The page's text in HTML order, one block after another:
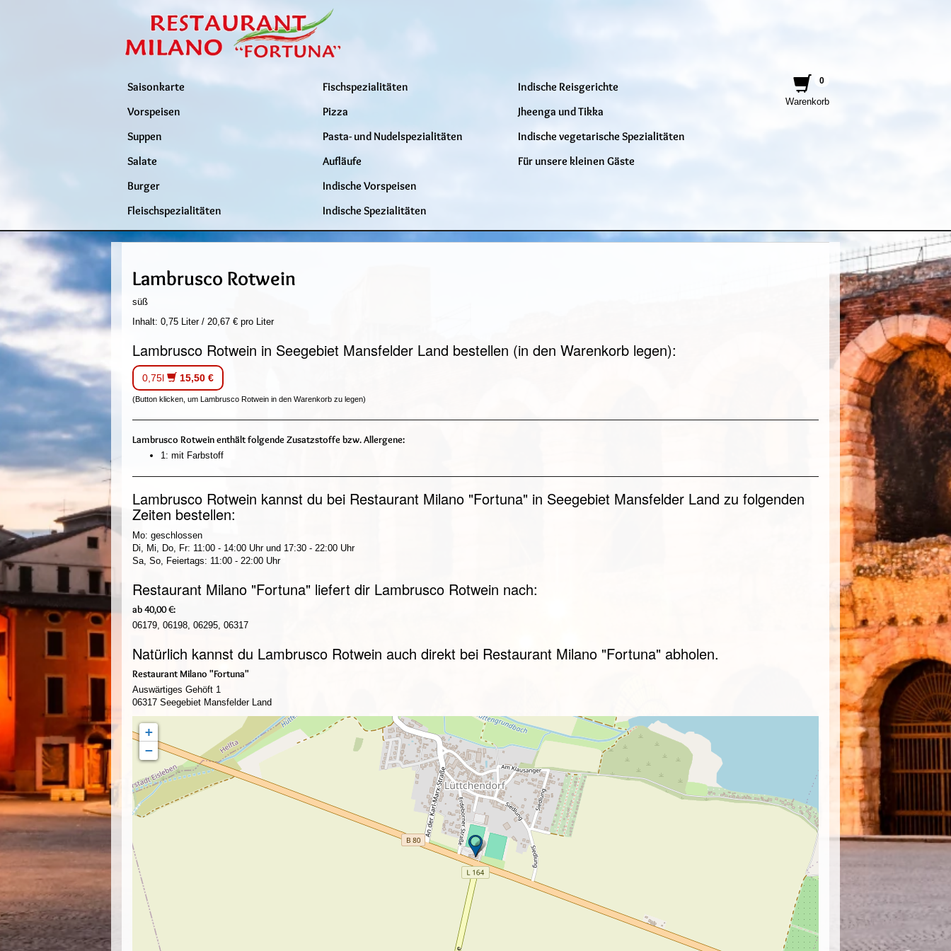
Saisonkarte
Vorspeisen
Suppen
Salate
Burger
Fleischspezialitäten
Fischspezialitäten
Pizza
Pasta- und Nudelspezialitäten
Aufläufe
Indische Vorspeisen
Indische Spezialitäten
Indische Reisgerichte
Jheenga und Tikka
Indische vegetarische Spezialitäten
Für unsere kleinen Gäste
0
Warenkorb
Lambrusco Rotwein
süß
Inhalt: 0,75 Liter / 20,67 € pro Liter
Lambrusco Rotwein in Seegebiet Mansfelder Land bestellen (in den Warenkorb legen):
0,75l 15,50 €
(Button klicken, um Lambrusco Rotwein in den Warenkorb zu legen)
Lambrusco Rotwein enthält folgende Zusatzstoffe bzw. Allergene:
1: mit Farbstoff
Lambrusco Rotwein kannst du bei Restaurant Milano "Fortuna" in Seegebiet Mansfelder Land zu folgenden
Zeiten bestellen:
Mo: geschlossen
Di, Mi, Do, Fr: 11:00 - 14:00 Uhr und 17:30 - 22:00 Uhr
Sa, So, Feiertags: 11:00 - 22:00 Uhr
Restaurant Milano "Fortuna" liefert dir Lambrusco Rotwein nach:
ab 40,00 €:
06179, 06198, 06295, 06317
Natürlich kannst du Lambrusco Rotwein auch direkt bei Restaurant Milano "Fortuna" abholen.
Restaurant Milano "Fortuna"
Auswärtiges Gehöft 1
06317 Seegebiet Mansfelder Land
+
−